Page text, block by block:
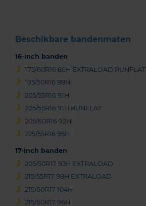
Beschikbare bandenmaten
16-inch banden
175/60R16 86H EXTRALOAD RUNFLAT
195/50R16 88H
205/55R16 91H
205/55R16 91H RUNFLAT
205/60R16 92H
225/55R16 95H
17-inch banden
205/50R17 93H EXTRALOAD
215/55R17 98H EXTRALOAD
215/60R17 104H
215/60R17 96H